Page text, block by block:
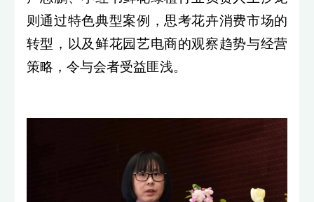
则通过特色典型案例，思考花卉消费市场的
转型，以及鲜花园艺电商的观察趋势与经营
策略，令与会者受益匪浅。